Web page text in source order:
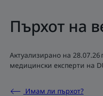
Пърхот на
Актуализирано на 28.07.26
медицински експерти на
Имам ли пърхот?